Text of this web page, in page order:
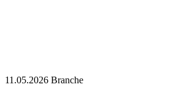
11.05.2026 Branche